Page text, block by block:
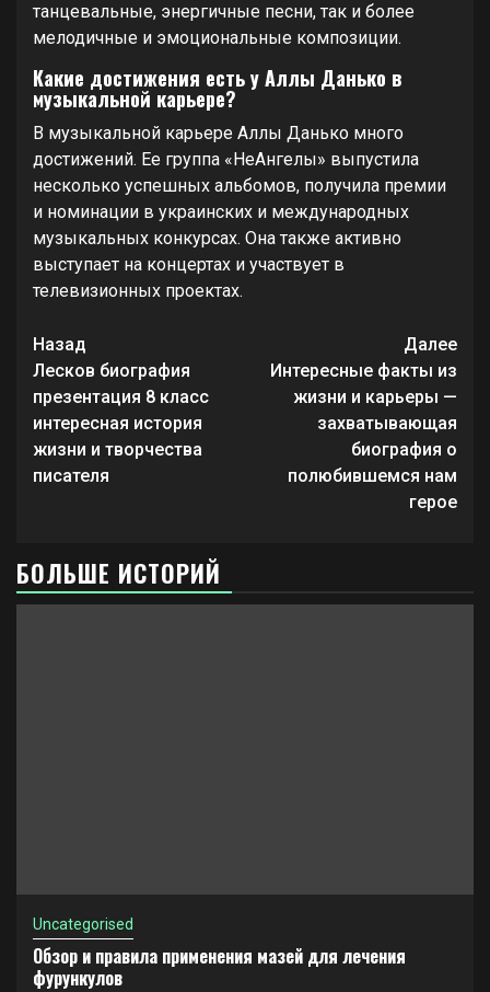
танцевальные, энергичные песни, так и более
мелодичные и эмоциональные композиции.
Какие достижения есть у Аллы Данько в
музыкальной карьере?
В музыкальной карьере Аллы Данько много
достижений. Ее группа «НеАнгелы» выпустила
несколько успешных альбомов, получила премии
и номинации в украинских и международных
музыкальных конкурсах. Она также активно
выступает на концертах и участвует в
телевизионных проектах.
Продолжить
чтение
Назад
Лесков биография
презентация 8 класс
интересная история
жизни и творчества
писателя
Далее
Интересные факты из
жизни и карьеры —
захватывающая
биография о
полюбившемся нам
герое
БОЛЬШЕ ИСТОРИЙ
Uncategorised
Обзор и правила применения мазей для лечения
фурункулов